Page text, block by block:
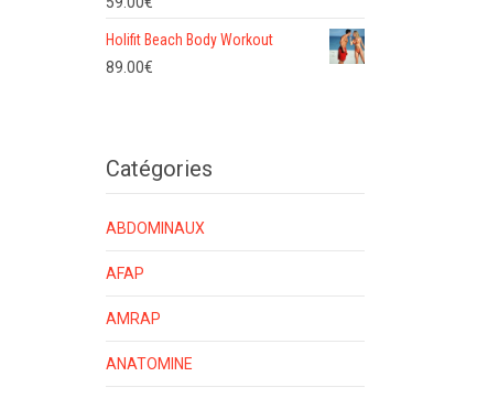
Holifit Beach Body Workout
89.00€
Catégories
ABDOMINAUX
AFAP
AMRAP
ANATOMINE